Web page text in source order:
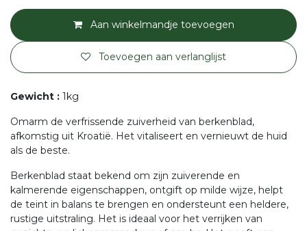
Aan winkelmandje toevoegen
Toevoegen aan verlanglijst
Gewicht : 1kg
Omarm de verfrissende zuiverheid van berkenblad,
afkomstig uit Kroatië. Het vitaliseert en vernieuwt de huid
als de beste.
Berkenblad staat bekend om zijn zuiverende en
kalmerende eigenschappen, ontgift op milde wijze, helpt
de teint in balans te brengen en ondersteunt een heldere,
rustige uitstraling. Het is ideaal voor het verrijken van